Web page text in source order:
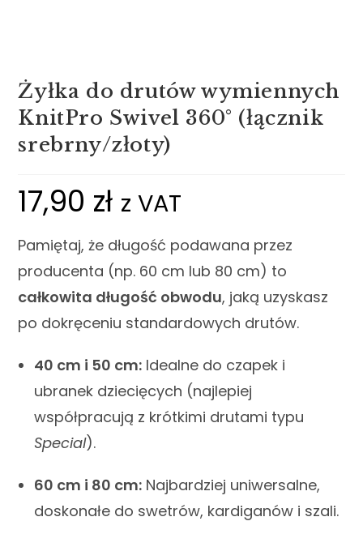
Żyłka do drutów wymiennych
KnitPro Swivel 360° (łącznik
srebrny/złoty)
17,90 zł z VAT
Pamiętaj, że długość podawana przez
producenta (np. 60 cm lub 80 cm) to
całkowita długość obwodu, jaką uzyskasz
po dokręceniu standardowych drutów.
40 cm i 50 cm: Idealne do czapek i
ubranek dziecięcych (najlepiej
współpracują z krótkimi drutami typu
Special).
60 cm i 80 cm: Najbardziej uniwersalne,
doskonałe do swetrów, kardiganów i szali.